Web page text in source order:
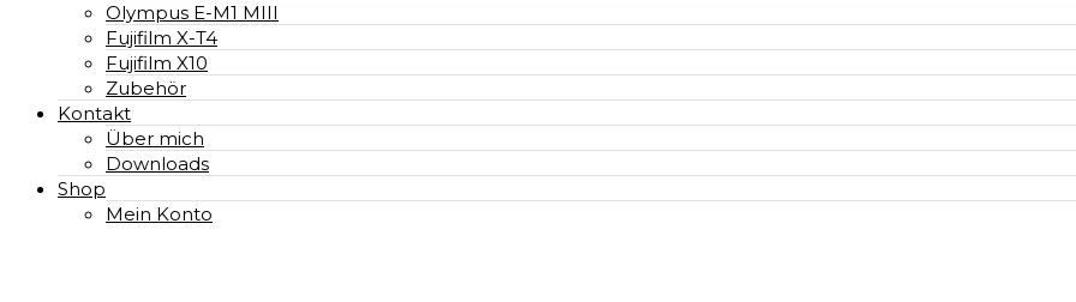
Olympus E-M1 MIII
Fujifilm X-T4
Fujifilm X10
Zubehör
Kontakt
Über mich
Downloads
Shop
Mein Konto